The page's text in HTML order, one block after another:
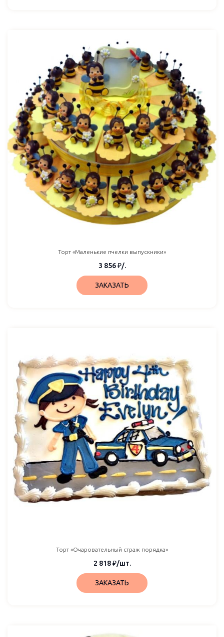
Торт «Маленькие пчелки выпускники»
3 856₽/.
ЗАКАЗАТЬ
Торт «Очаровательный страж порядка»
2 818₽/шт.
ЗАКАЗАТЬ